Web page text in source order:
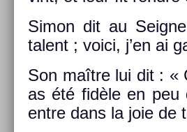
Simon dit au
talent ; voici, j’en ai
Son maître lui dit : «
as été fidèle en peu
entre dans la joie de